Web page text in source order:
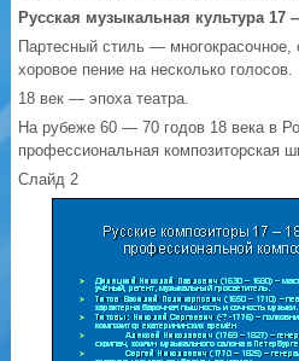
Русская музыкальная культура
Партесный стиль — многокрасочное,
хоровое пение на несколько голосов.
18 век — эпоха театра.
На рубеже 60 — 70 годов 18 века в
профессиональная композиторская
Слайд 2